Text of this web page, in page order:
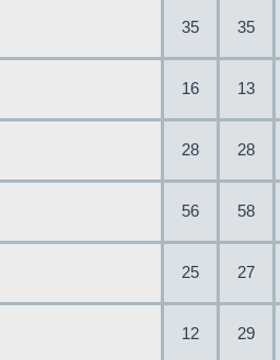
35 35
16 13
28 28
56 58
25 27
12 29